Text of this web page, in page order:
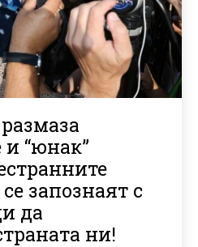
“юнак”
запознаят с
да
ни!